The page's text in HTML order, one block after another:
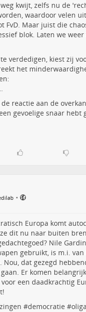
kwijt, zelfs nu de
waardoor velen
FvD. Maar juist die
blok. Laten we
verdedigen, kiest zij
het
reactie aan de
gevoelige snaar hebt
•
Europa komt
dit nu naar buiten
Nile
gebruikt, is m.i.
dat gezegd
Er komen
een daadkrachtig
#democratie #